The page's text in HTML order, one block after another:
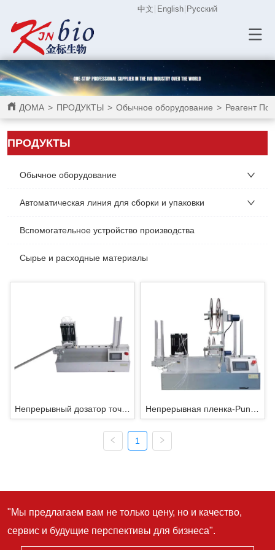
中文 English Русский
ДОМА > ПРОДУКТЫ > Обычное оборудование > Реагент
ПРОДУКТЫ
Обычное оборудование
Автоматическая линия для сборки и упаковки
Вспомогательное устройство производства
Сырье и расходные материалы
Непрерывный дозатор точек
DM6000
Непрерывная пленка-Punch
Dot DispenserDM8000
1
"Мы предлагаем вам не только цену, но и качество,
сервис и будущие перспективы для бизнеса".